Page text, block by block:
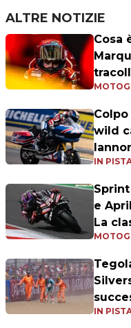
ALTRE NOTIZIE
Cosa
wild
IN
e
La
IN